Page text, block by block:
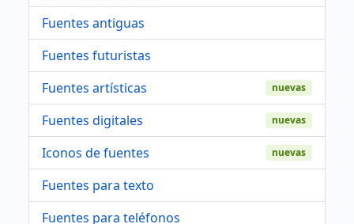
Fuentes antiguas
Fuentes futuristas
Fuentes artísticas
nuevas
Fuentes digitales nuevas
Iconos de fuentes nuevas
Fuentes para texto
Fuentes para teléfonos